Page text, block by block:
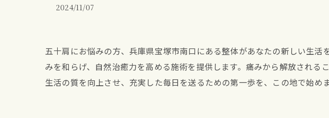
2024/11/07
五十肩にお悩みの方、兵庫県宝塚市南口にある整体があなたの新しい生
みを和らげ、自然治癒力を高める施術を提供します。痛みから解放され
生活の質を向上させ、充実した毎日を送るための第一歩を、この地で始め